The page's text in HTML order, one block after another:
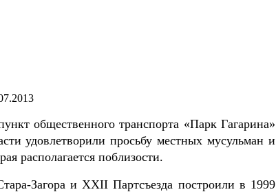
общественного транспорта «Парк Гагарина»
удовлетворили просьбу местных мусульман и
располагается поблизости.
Загора и XXII Партсъезда построили в 1999